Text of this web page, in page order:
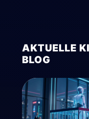
AKTUELLE
BLOG